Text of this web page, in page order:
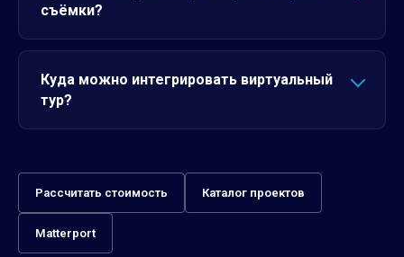
съёмки?
Куда можно интегрировать виртуальный
тур?
Рассчитать стоимость Каталог проектов
Matterport